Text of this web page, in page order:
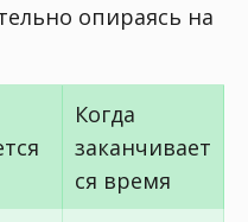
опираясь на
Когда
заканчивает
ся время